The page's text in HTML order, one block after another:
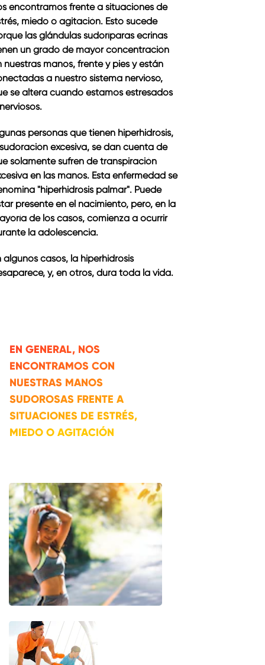
encontramos frente a situaciones de
miedo o agitación. Esto sucede
las glándulas sudoríparas ecrinas
un grado de mayor concentración
nuestras manos, frente y pies y están
a nuestro sistema nervioso,
se altera cuando estamos estresados
personas que tienen hiperhidrosis,
excesiva, se dan cuenta de
solamente sufren de transpiración
en las manos. Esta enfermedad se
"hiperhidrosis palmar". Puede
presente en el nacimiento, pero, en la
de los casos, comienza a ocurrir
la adolescencia.
algunos casos, la hiperhidrosis
y, en otros, dura toda la vida.
EN GENERAL, NOS
ENCONTRAMOS CON
NUESTRAS MANOS
SUDOROSAS FRENTE A
SITUACIONES DE ESTRÉS,
MIEDO O AGITACIÓN